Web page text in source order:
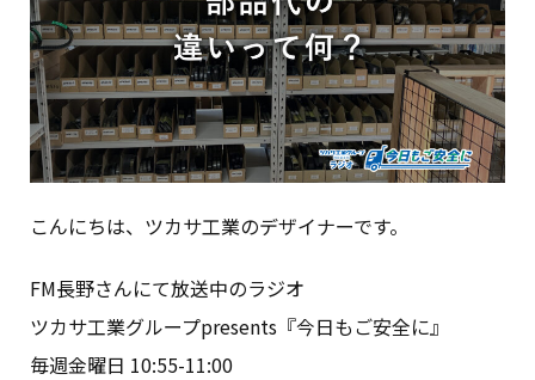
こんにちは、ツカサ工業のデザイナーです。
FM長野さんにて放送中のラジオ
ツカサ工業グループpresents『今日もご安全に』
毎週金曜日 10:55-11:00